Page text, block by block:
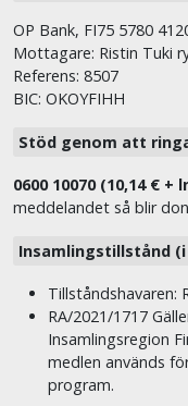
OP Bank, FI75 5780
Mottagare: Ristin Tuki
Referens: 8507
BIC: OKOYFIHH
Stöd genom att
0600 10070 (10,14 € +
meddelandet så blir
Insamlingstillstånd (i
Tillståndshavaren:
RA/2021/1717
Insamlingsregion
medlen används
program.